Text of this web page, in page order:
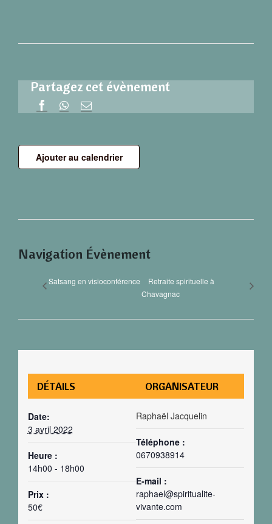
Partagez cet évènement
Ajouter au calendrier
Navigation Évènement
Satsang en visioconférence
Retraite spirituelle à
Chavagnac
DÉTAILS
Date:
3 avril 2022
Heure :
14h00 - 18h00
Prix :
50€
ORGANISATEUR
Raphaël Jacquelin
Téléphone :
0670938914
E-mail :
raphael@spiritualite-
vivante.com